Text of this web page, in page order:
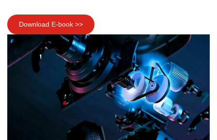
Download E-book >>